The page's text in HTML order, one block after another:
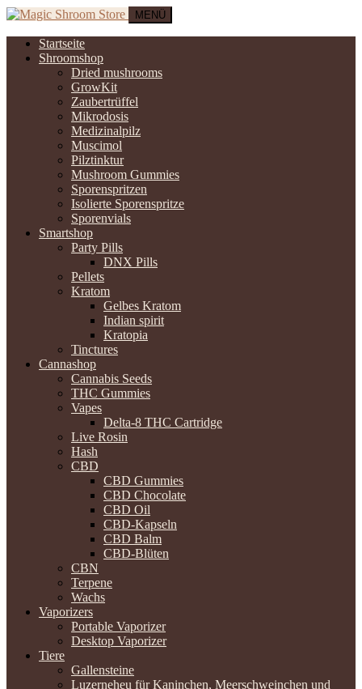
MENÜ
Startseite
Shroomshop
Dried mushrooms
GrowKit
Zaubertrüffel
Mikrodosis
Medizinalpilz
Muscimol
Pilztinktur
Mushroom Gummies
Sporenspritzen
Isolierte Sporenspritze
Sporenvials
Smartshop
Party Pills
DNX Pills
Pellets
Kratom
Gelbes Kratom
Indian spirit
Kratopia
Tinctures
Cannashop
Cannabis Seeds
THC Gummies
Vapes
Delta-8 THC Cartridge
Live Rosin
Hash
CBD
CBD Gummies
CBD Chocolate
CBD Oil
CBD-Kapseln
CBD Balm
CBD-Blüten
CBN
Terpene
Wachs
Vaporizers
Portable Vaporizer
Desktop Vaporizer
Tiere
Gallensteine
Luzerneheu für Kaninchen, Meerschweinchen und